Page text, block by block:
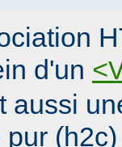
d'un
aussi